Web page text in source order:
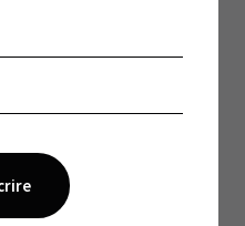
construction alors que
à l’intérieur de
et leurs
dans leur tombe
qu’ils datent d’une